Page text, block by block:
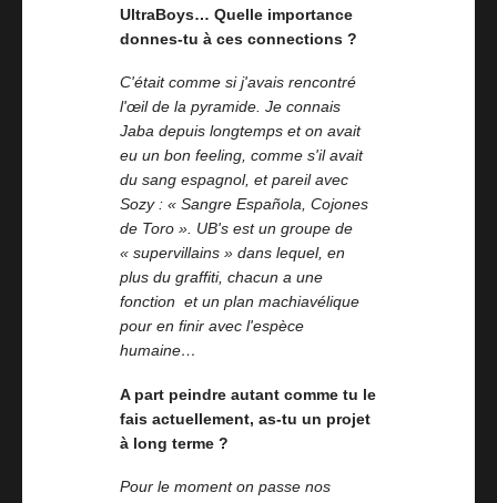
UltraBoys… Quelle importance
donnes-tu à ces connections ?
C'était comme si j'avais rencontré
l'œil de la pyramide. Je connais
Jaba depuis longtemps et on avait
eu un bon feeling, comme s'il avait
du sang espagnol, et pareil avec
Sozy : « Sangre Española, Cojones
de Toro ». UB's est un groupe de
« supervillains » dans lequel, en
plus du graffiti, chacun a une
fonction et un plan machiavélique
pour en finir avec l'espèce
humaine…
A part peindre autant comme tu le
fais actuellement, as-tu un projet
à long terme ?
Pour le moment on passe nos